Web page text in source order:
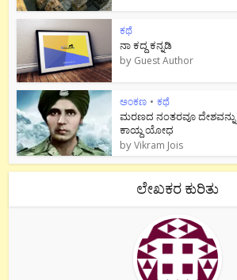
ಕಥೆ
ನಾ ಕದ್ದ ಕನ್ನಡಿ
by Guest Author
ಅಂಕಣ • ಕಥೆ
ಮರಣದ ನಂತರವೂ ದೇಶವನ್ನು
ಕಾಯ್ದ ಯೋಧ
byVikram Jois
ಲೇಖಕರ ಕುರಿತು